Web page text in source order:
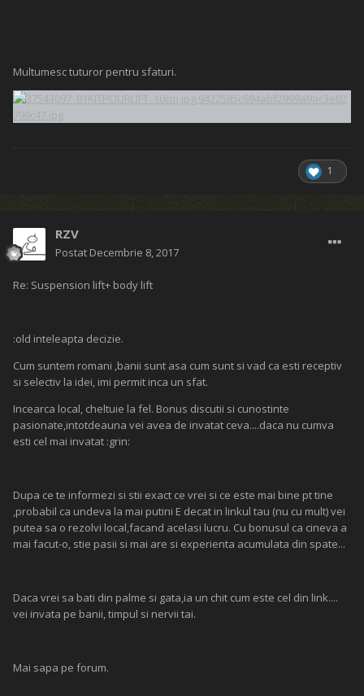
Multumesc tuturor pentru sfaturi.
1
RZV
Postat Decembrie 8, 2017
Re: Suspension lift+ body lift
:old inteleapta decizie.
Cum suntem romani ,banii sunt asa cum sunt si vad ca esti receptiv
si selectiv la idei, imi permit inca un sfat.
Incearca local, cheltuie la fel. Bonus discutii si cunostinte
pasionate,intotdeauna vei avea de invatat ceva....daca nu cumva
esti cel mai invatat :grin:
Dupa ce te informezi si stii exact ce vrei si ce este mai bine pt tine
,probabil ca undeva la mai putini E decat in linkul tau (nu cu mult) vei
putea sa o rezolvi local,facand acelasi lucru. Cu bonusul ca cineva a
mai facut-o, stie pasii si mai are si experienta acumulata din spate...
Daca vrei sa bati din palme si gata,ia un chit cum este cel din link....
vei invata pe banii, timpul si nervii tai.
Mai sapa pe forum.